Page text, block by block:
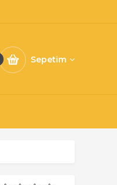
Sepetim